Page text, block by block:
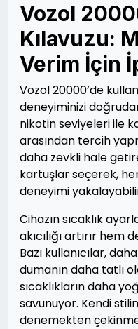
Vozol
Kılavuzu:
Verim İçin
Vozol 20000’de
deneyiminizi
nikotin seviyeleri ile
arasından tercih
daha zevkli hale
kartuşlar seçerek,
deneyimi
Cihazın sıcaklık
akıcılığı artırır hem
Bazı kullanıcılar,
dumanın daha tatlı
sıcaklıkların daha
savunuyor. Kendi
denemekten